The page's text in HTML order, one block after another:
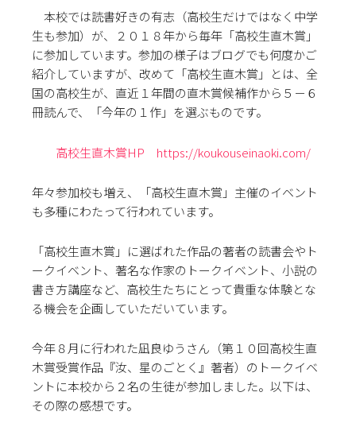
本校では読書好きの有志（高校生だけではなく中学
生も参加）が、２０１８年から毎年「高校生直木賞」
に参加しています。参加の様子はブログでも何度かご
紹介していますが、改めて「高校生直木賞」とは、全
国の高校生が、直近１年間の直木賞候補作から５－６
冊読んで、「今年の１作」を選ぶものです。
高校生直木賞HP https://koukouseinaoki.com/
年々参加校も増え、「高校生直木賞」主催のイベント
も多種にわたって行われています。
「高校生直木賞」に選ばれた作品の著者の読書会やト
ークイベント、著名な作家のトークイベント、小説の
書き方講座など、高校生たちにとって貴重な体験とな
る機会を企画していただいています。
今年８月に行われた凪良ゆうさん（第１０回高校生直
木賞受賞作品『汝、星のごとく』著者）のトークイベ
ントに本校から２名の生徒が参加しました。以下は、
その際の感想です。